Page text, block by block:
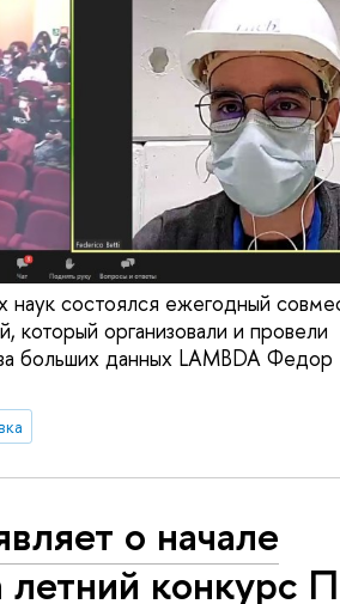
наук состоялся ежегодный
который организовали и провели
больших данных LAMBDA
о начале
летний конкурс